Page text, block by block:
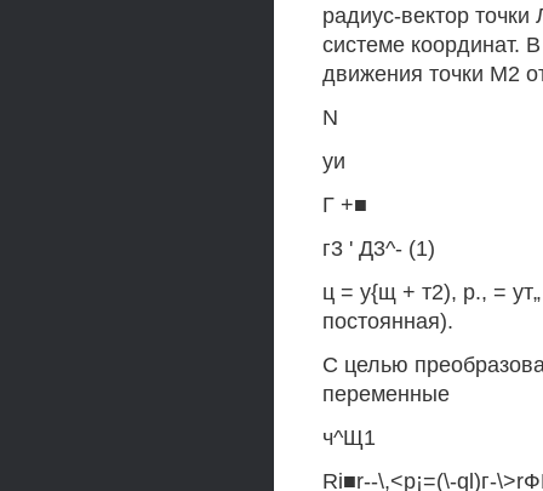
радиус-вектор
системе координат.
движения точки М2
N
уи
Г +■
г3 ' Д3^- (1)
ц = у{щ + т2), р., =
постоянная).
С целью
переменные
ч^Щ1
Ri■r--\,<p¡=(\-ql)г-